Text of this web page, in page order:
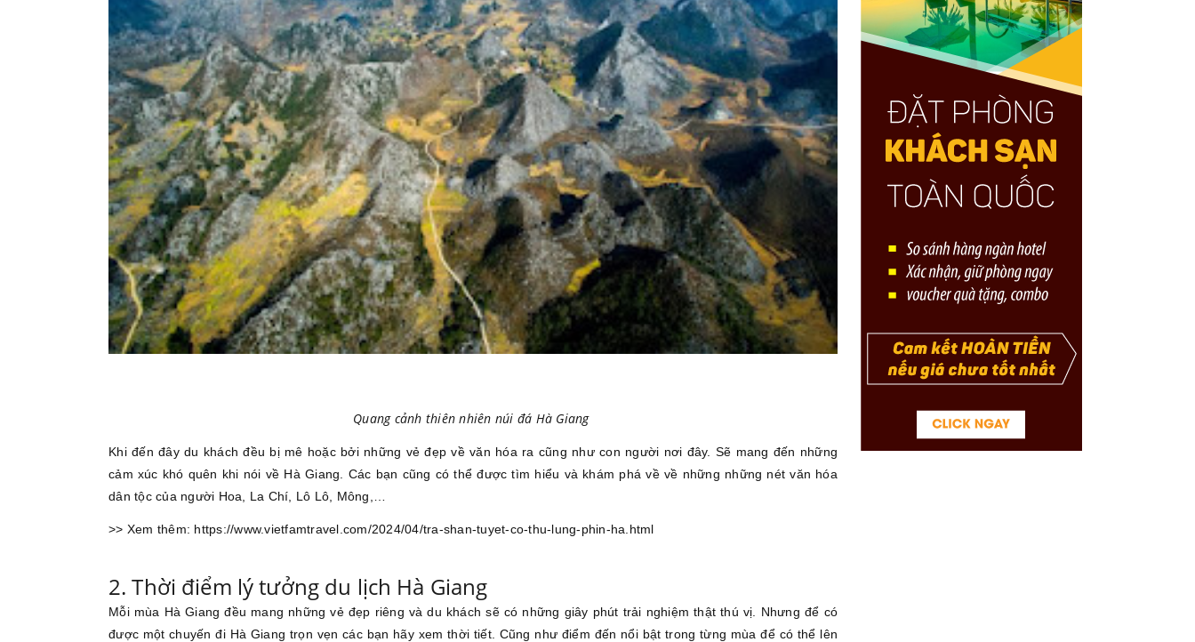
Quang cảnh thiên nhiên núi đá Hà Giang
Khi đến đây du khách đều bị mê hoặc bởi những vẻ đẹp về văn hóa ra cũng như con người nơi đây. Sẽ mang đến những
cảm xúc khó quên khi nói về Hà Giang. Các bạn cũng có thể được tìm hiểu và khám phá về về những những nét văn hóa
dân tộc của người Hoa, La Chí, Lô Lô, Mông,…
>> Xem thêm: https://www.vietfamtravel.com/2024/04/tra-shan-tuyet-co-thu-lung-phin-ha.html
2. Thời điểm lý tưởng du lịch Hà Giang
Mỗi mùa Hà Giang đều mang những vẻ đẹp riêng và du khách sẽ có những giây phút trải nghiệm thật thú vị. Nhưng để có
được một chuyến đi Hà Giang trọn vẹn các bạn hãy xem thời tiết. Cũng như điểm đến nổi bật trong từng mùa để có thể lên